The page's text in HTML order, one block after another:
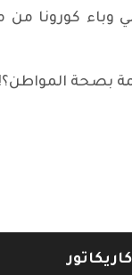
كورونا
بصحة المواطن؟!
كاريكاتور